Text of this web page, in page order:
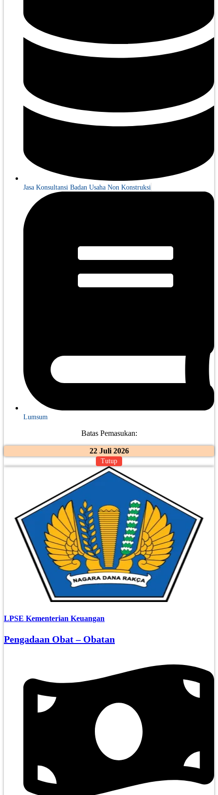
Jasa Konsultansi Badan Usaha Non Konstruksi
Lumsum
Batas Pemasukan:
22 Juli 2026
Tutup
LPSE Kementerian Keuangan
Pengadaan Obat – Obatan